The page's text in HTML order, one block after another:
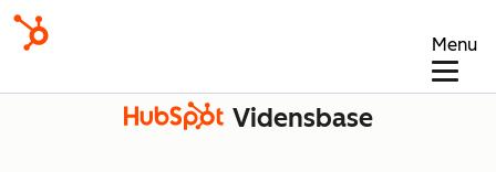
Menu
Vidensbase